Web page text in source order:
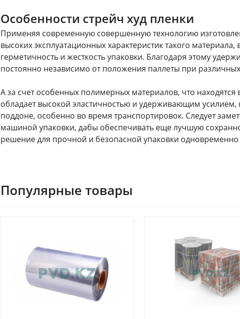
Особенности стрейч худ пленки
Применяя современную совершенную технологию
высоких эксплуатационных характеристик такого
герметичность и жесткость упаковки. Благодаря этому
постоянно независимо от положения паллеты при
А за счет особенных полимерных материалов, что находятся
обладает высокой эластичностью и удерживающим усилием,
поддоне, особенно во время транспортировок. Следует
машиной упаковки, дабы обеспечивать еще лучшую
решение для прочной и безопасной упаковки
Популярные товары